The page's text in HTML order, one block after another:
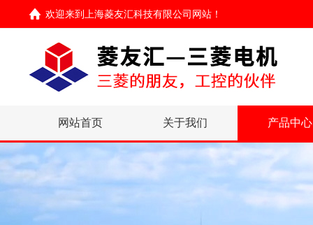
欢迎来到 上海菱友汇科技有限公司网站 ！
网站首页 关于我们 产品中心